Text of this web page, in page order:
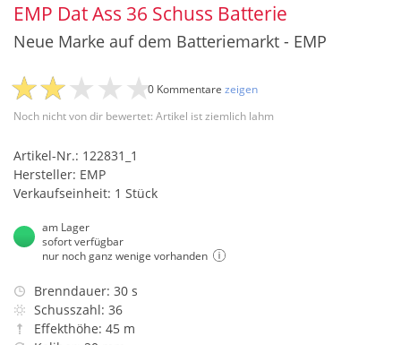
EMP Dat Ass 36 Schuss Batterie
Neue Marke auf dem Batteriemarkt - EMP
Noch nicht von dir bewertet: Artikel ist ziemlich lahm
0 Kommentare zeigen
Artikel-Nr.: 122831_1
Hersteller: EMP
Verkaufseinheit: 1 Stück
am Lager
sofort verfügbar
nur noch ganz wenige vorhanden
Brenndauer: 30 s
Schusszahl: 36
Effekthöhe: 45 m